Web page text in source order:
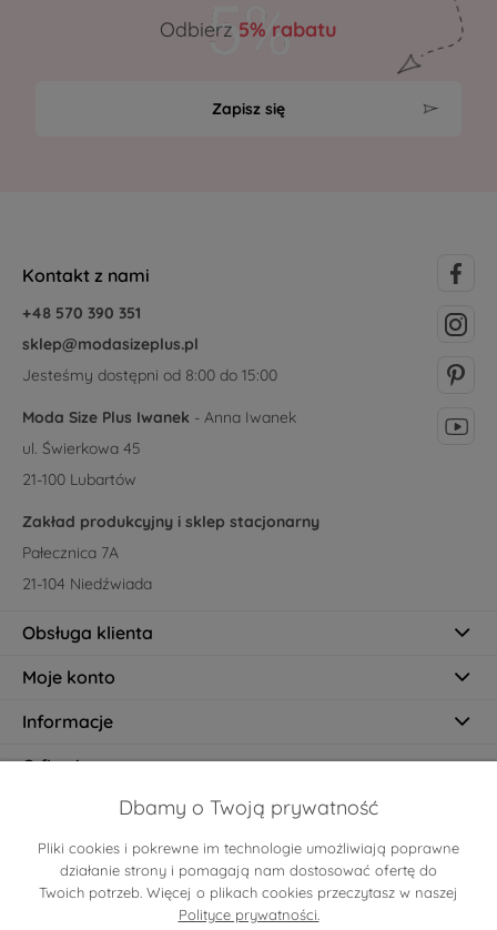
Odbierz 5% rabatu
Zapisz się
Kontakt z nami
+48 570 390 351
sklep@modasizeplus.pl
Jesteśmy dostępni od 8:00 do 15:00
Moda Size Plus Iwanek - Anna Iwanek
ul. Świerkowa 45
21-100 Lubartów
Zakład produkcyjny i sklep stacjonarny
Pałecznica 7A
21-104 Niedźwiada
Obsługa klienta
Moje konto
Informacje
O firmie
Certyfikaty
Dbamy o Twoją prywatność
Pliki cookies i pokrewne im technologie umożliwiają poprawne
działanie strony i pomagają nam dostosować ofertę do
Twoich potrzeb. Więcej o plikach cookies przeczytasz w naszej
Polityce prywatności.